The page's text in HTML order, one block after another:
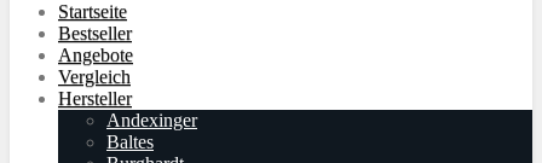
Startseite
Bestseller
Angebote
Vergleich
Hersteller
An­dex­in­ger
Baltes